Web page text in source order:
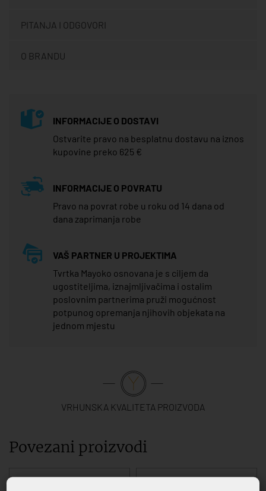
PITANJA I ODGOVORI
O BRANDU
INFORMACIJE O DOSTAVI
Ostvarite pravo na besplatnu dostavu na iznos
kupovine preko 625 €
INFORMACIJE O POVRATU
Pravo na povrat robe u roku od 14 dana od
dana zaprimanja robe
VAŠ PARTNER U PROJEKTIMA
Tvrtka Mayoko osnovana je s ciljem da
ugostiteljima, iznajmljivačima i ostalim
poslovnim partnerima pruži mogućnost
potpunog opremanja njihovih objekata na
jednom mjestu
VRHUNSKA KVALITETA PROIZVODA
Povezani proizvodi